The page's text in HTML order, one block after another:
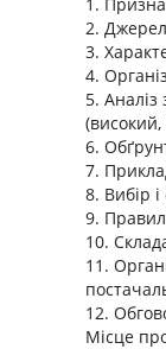
2.
3.
4.
5. Аналіз
6.
7.
8. Вибір
9.
10.
11.
12.
Місце